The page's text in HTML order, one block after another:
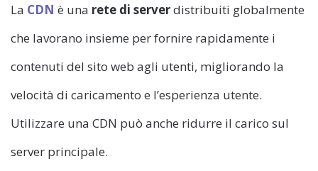
La CDN è una rete di serverdistribuiti globalmente
che lavorano insieme per fornire rapidamente i
contenuti del sito web agli utenti, migliorando la
velocità di caricamento e l’esperienza utente.
Utilizzare una CDN può anche ridurre il carico sul
server principale.